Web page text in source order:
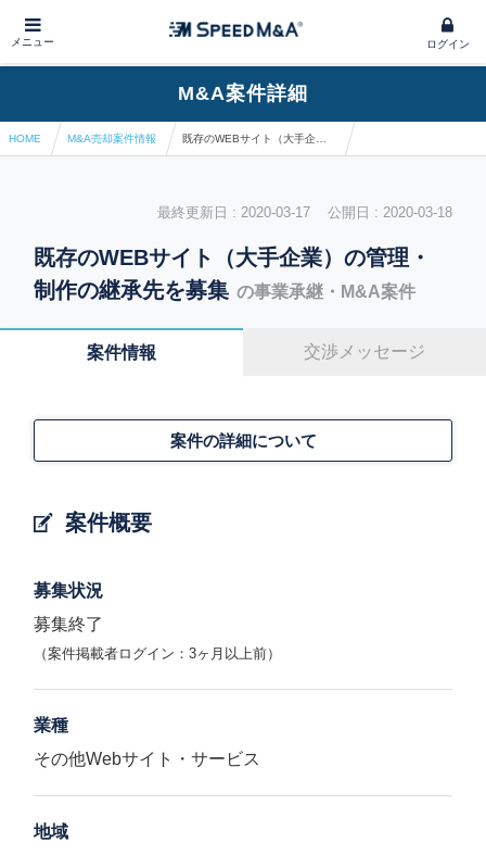
メニュー ログイン
M&A案件詳細
HOME M&A売却案件情報
最終更新日 : 2020-03-17 公開日 : 2020-03-18
既存のWEBサイト（大手企業）の管理・
制作の継承先を募集 の事業承継・M&A案件
案件情報 交渉メッセージ
案件概要
案件の詳細について
募集状況
募集終了
（案件掲載者ログイン：3ヶ月以上前）
業種
その他Webサイト・サービス
地域